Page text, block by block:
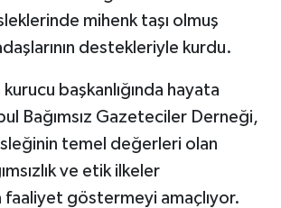
mihenk taşı olmuş
destekleriyle kurdu.
kurucu başkanlığında hayata
Bağımsız Gazeteciler Derneği,
temel değerleri olan
ve etik ilkeler
göstermeyi amaçlıyor.